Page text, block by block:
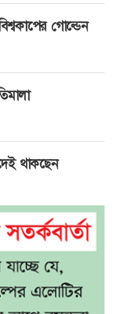
গোল্ডেন
থাকছেন